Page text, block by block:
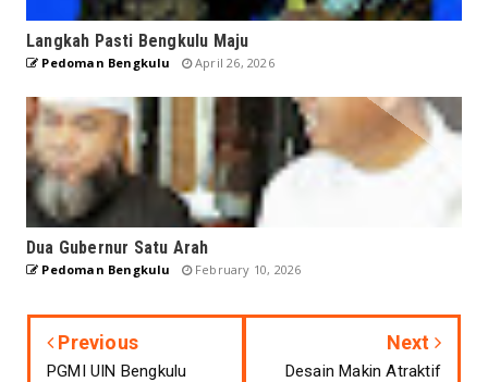
Langkah Pasti Bengkulu Maju
Pedoman Bengkulu April 26, 2026
Dua Gubernur Satu Arah
Pedoman Bengkulu February 10, 2026
Previous
PGMI UIN Bengkulu
Next
Desain Makin Atraktif